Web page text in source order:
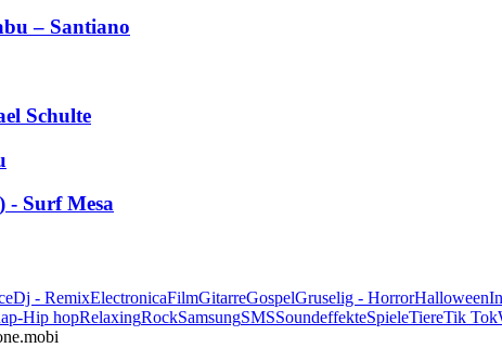
– Santiano
Schulte
- Surf Mesa
Dj - RemixElectronicaFilmGitarreGospelGruselig - HorrorHalloween
Hip hopRelaxingRockSamsungSMSSoundeffekteSpieleTiereTik Tok